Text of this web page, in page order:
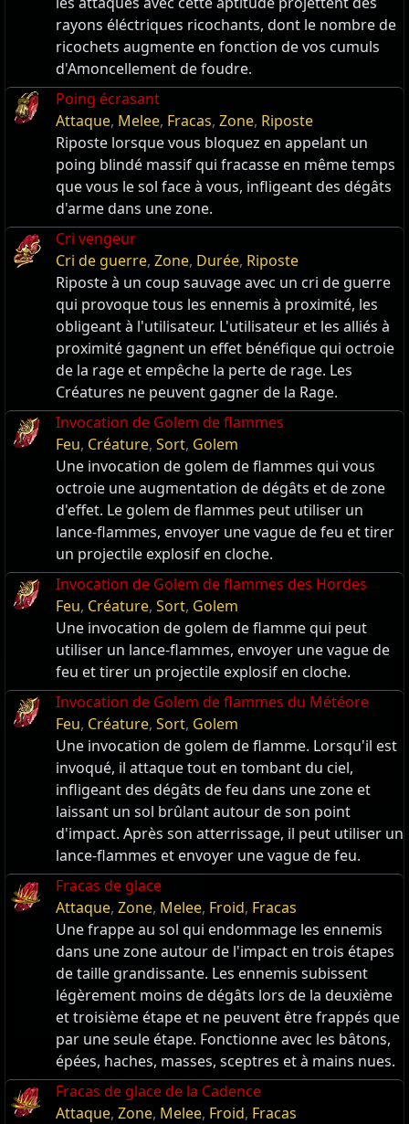
rayons éléctriques ricochants, dont le nombre de
ricochets augmente en fonction de vos cumuls
d'Amoncellement de foudre.
Poing écrasant
Attaque, Melee, Fracas, Zone, Riposte
Riposte lorsque vous bloquez en appelant un
poing blindé massif qui fracasse en même temps
que vous le sol face à vous, infligeant des dégâts
d'arme dans une zone.
Cri vengeur
Cri de guerre, Zone, Durée, Riposte
Riposte à un coup sauvage avec un cri de guerre
qui provoque tous les ennemis à proximité, les
obligeant à l'utilisateur. L'utilisateur et les alliés à
proximité gagnent un effet bénéfique qui octroie
de la rage et empêche la perte de rage. Les
Créatures ne peuvent gagner de la Rage.
Invocation de Golem de flammes
Feu, Créature, Sort, Golem
Une invocation de golem de flammes qui vous
octroie une augmentation de dégâts et de zone
d'effet. Le golem de flammes peut utiliser un
lance-flammes, envoyer une vague de feu et tirer
un projectile explosif en cloche.
Invocation de Golem de flammes des Hordes
Feu, Créature, Sort, Golem
Une invocation de golem de flamme qui peut
utiliser un lance-flammes, envoyer une vague de
feu et tirer un projectile explosif en cloche.
Invocation de Golem de flammes du Météore
Feu, Créature, Sort, Golem
Une invocation de golem de flamme. Lorsqu'il est
invoqué, il attaque tout en tombant du ciel,
infligeant des dégâts de feu dans une zone et
laissant un sol brûlant autour de son point
d'impact. Après son atterrissage, il peut utiliser un
lance-flammes et envoyer une vague de feu.
Fracas de glace
Attaque, Zone, Melee, Froid, Fracas
Une frappe au sol qui endommage les ennemis
dans une zone autour de l'impact en trois étapes
de taille grandissante. Les ennemis subissent
légèrement moins de dégâts lors de la deuxième
et troisième étape et ne peuvent être frappés que
par une seule étape. Fonctionne avec les bâtons,
épées, haches, masses, sceptres et à mains nues.
Fracas de glace de la Cadence
Attaque, Zone, Melee, Froid, Fracas